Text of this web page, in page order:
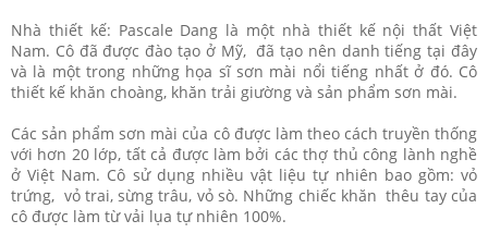
Nhà thiết kế: Pascale Dang là một nhà thiết kế nội thất Việt
Nam. Cô đã được đào tạo ở Mỹ, đã tạo nên danh tiếng tại đây
và là một trong những họa sĩ sơn mài nổi tiếng nhất ở đó. Cô
thiết kế khăn choàng, khăn trải giường và sản phẩm sơn mài.
Các sản phẩm sơn mài của cô được làm theo cách truyền thống
với hơn 20 lớp, tất cả được làm bởi các thợ thủ công lành nghề
ở Việt Nam. Cô sử dụng nhiều vật liệu tự nhiên bao gồm: vỏ
trứng, vỏ trai, sừng trâu, vỏ sò. Những chiếc khăn thêu tay của
cô được làm từ vải lụa tự nhiên 100%.